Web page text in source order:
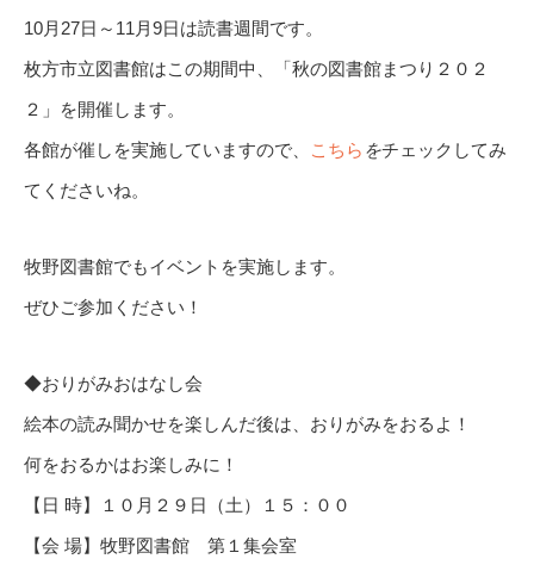
10月27日～11月9日は読書週間です。
枚方市立図書館はこの期間中、「秋の図書館まつり２０２
２」を開催します。
各館が催しを実施していますので、
こちら をチェックしてみ
てくださいね。
牧野図書館でもイベントを実施します。
ぜひご参加ください！
◆おりがみおはなし会
絵本の読み聞かせを楽しんだ後は、おりがみをおるよ！
何をおるかはお楽しみに！
【日 時】１０月２９日（土）１５：００
【会 場】牧野図書館 第１集会室